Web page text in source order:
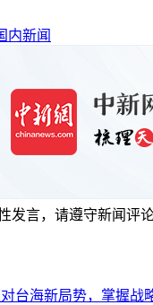
内新闻
发言，请遵守新闻评
台海新局势，掌握战